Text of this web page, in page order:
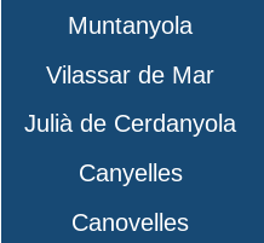
Muntanyola
Vilassar de Mar
Julià de Cerdanyola
Canyelles
Canovelles